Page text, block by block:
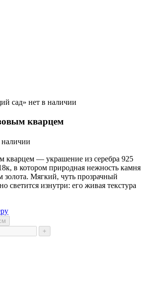
сад» нет в наличии
кварцем
наличии
кварцем — украшение из серебра 925
в котором природная нежность камня
золота. Мягкий, чуть прозрачный
светится изнутри: его живая текстура
+